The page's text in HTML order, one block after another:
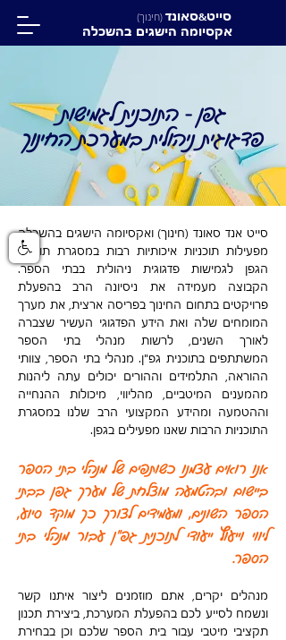
סייט&סאונד (חינוך)
אקסיומה הישגים בהשכלה
גפן - התוכנית לגמישות
פדגוגית ניהולית במערכת החינוך
סייט אנד סאונד (חינוך) ואקסיומה הישגים בהשכלה
מפעילות תוכניות איכותיות רבות במסגרת תוכנית
הגפן לגמישות פדגוגית ניהולית בבתי הספר.
הקבוצה מעמידה את ניסיונה הרב בהפעלת
פרויקטים בתחום החינוך בפריסה ארצית, את מערך
המומחים שלה ואת הידע הפדגוגי העשיר שצברה
לאורך השנים, לרשות מנהלי בתי הספר
המשתתפים בתוכנית גפ"ן. מנהלי בתי הספר, צוותי
ההוראה, התלמידים וההורים יכולים עתה ליהנות
מהמענים המיטביים, מהליווי, מיכולות ההנחייה
וההטמעה ומהידע המקצועי הרב שלנו במסגרת
התוכניות הרבות שאנו מפעילים בגפן.
אנו רואים עצמנו כשותפים של מנהלי בתי הספר
ביישום ובהטמעה מוצלחת של מערך גפן בבתי
הספר השונים, ומעמידים לצורך כך מוקד סיוע,
ליווי וייעוץ ייעודי לתוכנית גפ"ן עבור מנהלי בתי
הספר.
מנהלים יקרים, אתם מוזמנים ליצור איתנו קשר
ונשמח לסייע לכם בהפעלת המערכת, ביצירת תכנון
תקציבי מיטבי עבור בית הספר שלכם וכן בבחירת